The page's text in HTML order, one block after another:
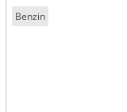
Benzin